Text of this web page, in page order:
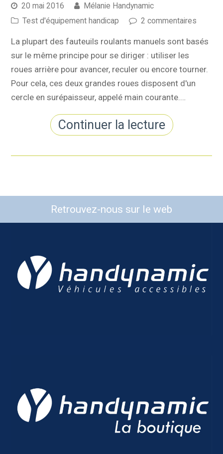
20 mai 2016
Mélanie Handynamic
Test d'équipement handicap
2 commentaires
La plupart des fauteuils roulants manuels sont basés
sur le même principe pour se diriger : utiliser les
roues arrière pour avancer, reculer ou encore tourner.
Pour cela, ces deux grandes roues disposent d'un
cercle en surépaisseur, appelé main courante.…
Continuer la lecture
Retrouvez-nous sur le web